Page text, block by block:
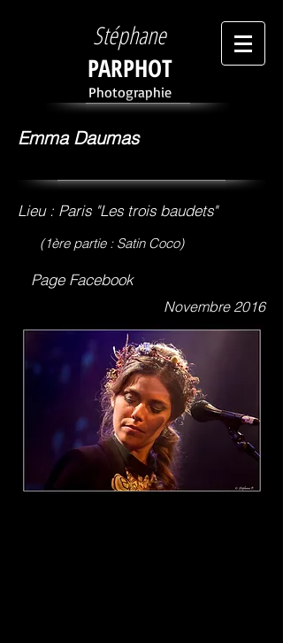
Stéphane
PARPHOT
Photographie
Emma Daumas
Lieu : Paris "Les trois baudets"
(1ère partie : Satin Coco)
Page Facebook
Novembre 2016